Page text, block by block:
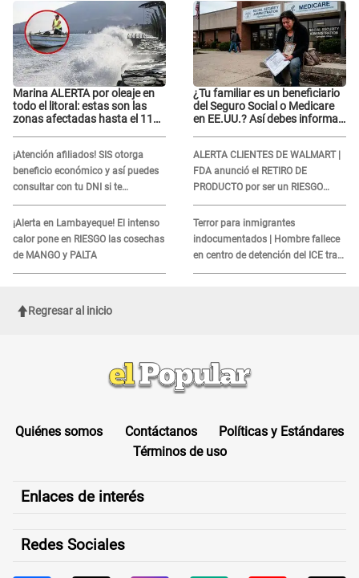
Marina ALERTA por oleaje en
todo el litoral: estas son las
zonas afectadas hasta el 11
¡Atención afiliados! SIS otorga
beneficio económico y así puedes
consultar con tu DNI si te
corresponde
¡Alerta en Lambayeque! El intenso
calor pone en RIESGO las cosechas
de MANGO y PALTA
¿Tu familiar es un beneficiario
del Seguro Social o Medicare
en EE.UU.? Así debes informar
ALERTA CLIENTES DE WALMART |
FDA anunció el RETIRO DE
PRODUCTO por ser un RIESGO
MORTAL para consumidores: ¿Cuál
es?
Terror para inmigrantes
indocumentados | Hombre fallece
en centro de detención del ICE tras
sufrir una "emergencia médica"
Regresar al inicio
Quiénes somos Contáctanos
Políticas y Estándares
Términos de uso
Enlaces de interés
Redes Sociales